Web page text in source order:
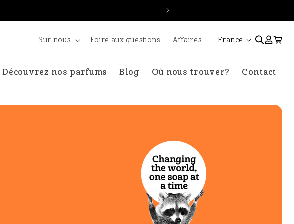
Sur nous Foire aux questions Affaires P
a
France Connexion
Panier
Découvrez nos parfums Blog Où nous trouver? Contact